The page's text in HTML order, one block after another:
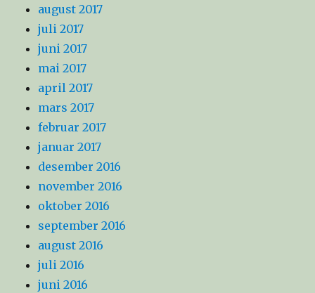
august 2017
juli 2017
juni 2017
mai 2017
april 2017
mars 2017
februar 2017
januar 2017
desember 2016
november 2016
oktober 2016
september 2016
august 2016
juli 2016
juni 2016